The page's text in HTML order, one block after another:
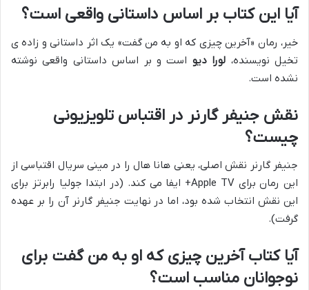
آیا این کتاب بر اساس داستانی واقعی است؟
خیر، رمان «آخرین چیزی که او به من گفت» یک اثر داستانی و زاده ی
تخیل نویسنده، لورا دیو است و بر اساس داستانی واقعی نوشته
نشده است.
نقش جنیفر گارنر در اقتباس تلویزیونی
چیست؟
جنیفر گارنر نقش اصلی، یعنی هانا هال را در مینی سریال اقتباسی از
این رمان برای Apple TV+ ایفا می کند. (در ابتدا جولیا رابرتز برای
این نقش انتخاب شده بود، اما در نهایت جنیفر گارنر آن را بر عهده
گرفت).
آیا کتاب آخرین چیزی که او به من گفت برای
نوجوانان مناسب است؟